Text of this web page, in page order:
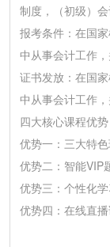
制度，（初级）
报考条件：在国
中从事会计工作
证书发放：在国
中从事会计工作
四大核心课程优
优势一：三大特
优势二：智能VIP
优势三：个性化
优势四：在线直